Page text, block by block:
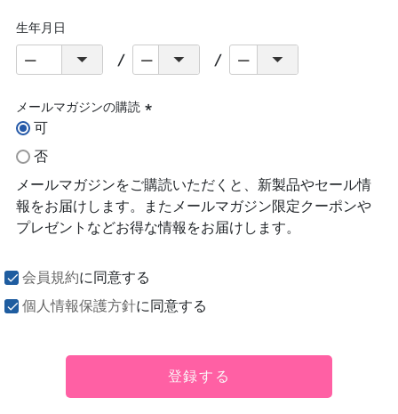
生年月日
メールマガジンの購読
可
否
メールマガジンをご購読いただくと、新製品やセール情
報をお届けします。またメールマガジン限定クーポンや
プレゼントなどお得な情報をお届けします。
会員規約に同意する
個人情報保護方針に同意する
登録する